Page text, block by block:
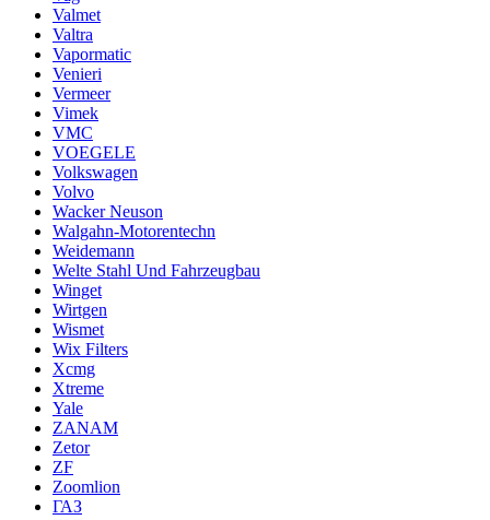
Valmet
Valtra
Vapormatic
Venieri
Vermeer
Vimek
VMC
VOEGELE
Volkswagen
Volvo
Wacker Neuson
Walgahn-Motorentechn
Weidemann
Welte Stahl Und Fahrzeugbau
Winget
Wirtgen
Wismet
Wix Filters
Xcmg
Xtreme
Yale
ZANAM
Zetor
ZF
Zoomlion
ГАЗ